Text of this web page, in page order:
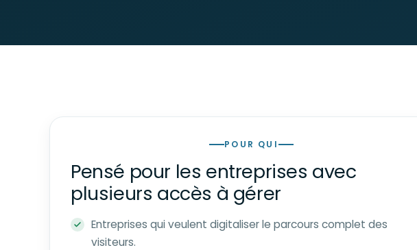
POUR QUI
Pensé pour les entreprises avec
plusieurs accès à gérer
Entreprises qui veulent digitaliser le parcours complet des
visiteurs.